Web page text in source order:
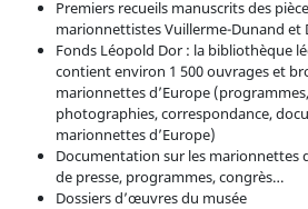
Premiers recueils manuscrits des
marionnettistes Vuillerme-Dunand et
Fonds Léopold Dor : la bibliothèque
contient environ 1 500 ouvrages et
marionnettes d’Europe
photographies, correspondance,
marionnettes d’Europe)
Documentation sur les marionnettes
de presse, programmes, congrès…
Dossiers d’œuvres du musée